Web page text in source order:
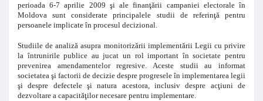
perioada 6-7 aprilie 2009 şi ale finanţării campaniei electorale în
Moldova sunt considerate principalele studii de referinţă pentru
persoanele implicate în procesul decizional.
Studiile de analiză asupra monitorizării implementării Legii cu privire
la întrunirile publice au jucat un rol important în societate pentru
prevenirea amendamentelor regresive. Aceste studii au informat
societatea şi factorii de decizie despre progresele în implementarea legii
şi despre defectele şi natura acestora, inclusiv despre acţiuni de
dezvoltare a capacităţilor necesare pentru implementare.